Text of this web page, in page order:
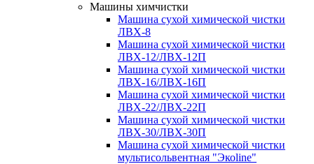
Машины химчистки
Машина сухой химической чистки
ЛВХ-8
Машина сухой химической чистки
ЛВХ-12/ЛВХ-12П
Машина сухой химической чистки
ЛВХ-16/ЛВХ-16П
Машина сухой химической чистки
ЛВХ-22/ЛВХ-22П
Машина сухой химической чистки
ЛВХ-30/ЛВХ-30П
Машина сухой химической чистки
мультисольвентная "Экоline"